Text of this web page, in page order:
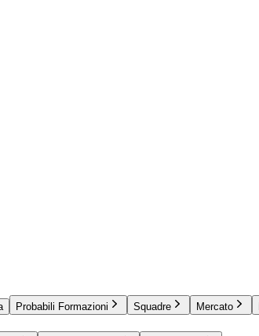
Probabili Formazioni Squadre Mercato